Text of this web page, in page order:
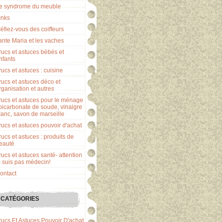
syndrome du meuble
vous des coiffeurs
Maria et les vaches
et astuces bébés et
et astuces : cuisine
et astuces déco et
et autres
et astuces pour le ménage
de soude, vinaigre
savon de marseille
et astuces pouvoir d'achat
et astuces : produits de
et astuces santé- attention
suis pas médecin!
CATÉGORIES
Et Astuces Pouvoir D'achat